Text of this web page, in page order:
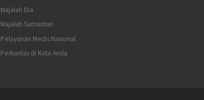
Majalah Dia
Majalah Samaritan
Pelayanan Medis Nasional
Perkantas di Kota Anda